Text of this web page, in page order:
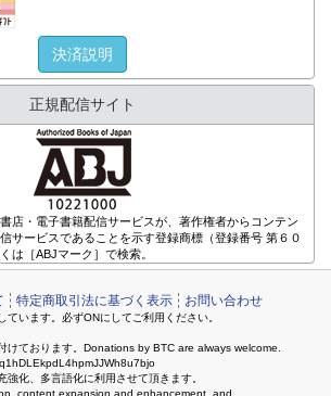
決済説明
正規配信サイト
店・電子書籍配信サービスが、著作権者からコンテン
サービスであることを示す登録商標（登録番号 第６０
は［ABJマーク］で検索。
特定商取引法に基づく表示 お問い合わせ
います。必ずONにしてご利用ください。
けております。Donations by BTC are always welcome.
強化、多言語化に利用させて頂きます。
content expansion and enhancement, and